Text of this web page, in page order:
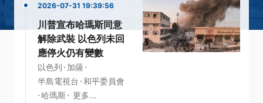
2026-07-31 19:39:56
川普宣布哈瑪斯同意
解除武裝 以色列未回
應停火仍有變數
以色列 · 加薩·
半島電視台 ·和平委員會
· 哈瑪斯· 更多...